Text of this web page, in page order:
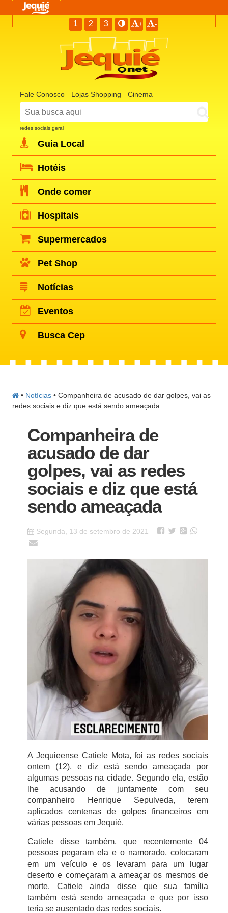
1 2 3 + -
Fale Conosco Lojas Shopping Cinema
redes sociais geral
Guia Local
Hotéis
Onde comer
Hospitais
Supermercados
Pet Shop
Notícias
Eventos
Busca Cep
• Notícias •Companheira de acusado de dar golpes, vai as
redes sociais e diz que está sendo ameaçada
Companheira de
acusado de dar
golpes, vai as redes
sociais e diz que está
sendo ameaçada
Segunda, 13 de setembro de 2021
A Jequieense Catiele Mota, foi as redes sociais
ontem (12), e diz está sendo ameaçada por
algumas pessoas na cidade. Segundo ela, estão
lhe acusando de juntamente com seu
companheiro Henrique Sepulveda, terem
aplicados centenas de golpes financeiros em
várias pessoas em Jequié.
Catiele disse também, que recentemente 04
pessoas pegaram ela e o namorado, colocaram
em um veículo e os levaram para um lugar
deserto e começaram a ameaçar os mesmos de
morte. Catiele ainda disse que sua família
também está sendo ameaçada e que por isso
teria se ausentado das redes sociais.